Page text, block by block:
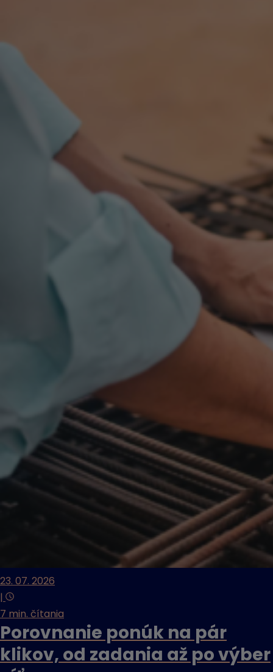
23. 07. 2026
|
7 min. čítania
Porovnanie ponúk na pár
klikov, od zadania až po výber